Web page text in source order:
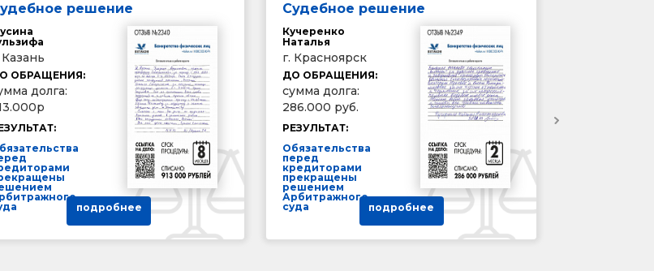
решение
Казань
ОБРАЩЕНИЯ:
долга:
подробнее
Судебное решение
Кучеренко
Наталья
г. Красноярск
ДО ОБРАЩЕНИЯ:
сумма долга:
286.000 руб.
РЕЗУЛЬТАТ:
Обязательства
перед
кредиторами
прекращены
решением
Арбитражного
суда
подробнее